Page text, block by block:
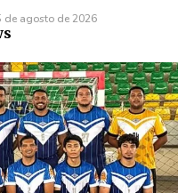
de agosto de 2026